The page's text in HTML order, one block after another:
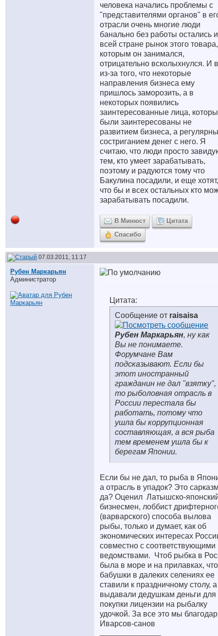
человека начались проблемы с
"представителями органов" в
отрасли очень многие люди
банально без работы остались
всей стране рынок этого товара,
которым он занимался,
отрицательно всколыхнулся. И
из-за того, что некоторые
направления бизнеса ему
пришлось заморозить, а в
некоторых появились
заинтересованные лица,
были заинтересованы не
развитием бизнеса, а
состриганием денег с него. Я
считаю, что люди просто
тем, кто умеет зарабатывать,
поэтому и радуются тому что
Бакулина посадили, и еще хотят,
что бы и всех остальных кто
зарабатывать посадили.
В Минюст
Цитата
Спасибо
07.03.2011, 11:17
Рубен Маркарьян
Администратор
Цитата:
Сообщение от raisaisa
Рубен Маркарьян, ну как
Вы не понимаете.
Форумчане Вам
подсказывают. Если бы
этот иностранный
гражданин не дал "взятку",
то рыболовная отрасль в
России перестала бы
работать, потому что
ушла бы коррупционная
составляющая, а вся рыба
тем временем ушла бы к
берегам Японии.
Если бы не дал, то рыба в
а отрасль в упадок? Это
да? Оценил Латышско-
бизнесмен, лоббист
(варварского) способа вылова
рыбы, только и думает, как об
экономических интересах
совместно с соответствующими
ведомствами. Чтоб рыбка в
была в море и на прилавках,
бабушки в далеких селениях ее
ставили к праздничному столу,
выдавали дедушкам деньги для
покупки лицензии на рыбалку
удочкой. За все это мы
Иварсов-санов